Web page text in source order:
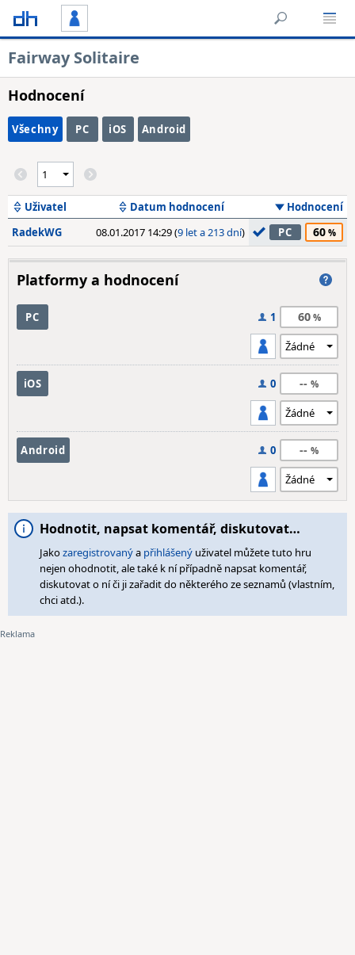
Fairway Solitaire
Hodnocení
Všechny PC iOS Android
Uživatel Datum hodnocení
Hodnocení
RadekWG
08.01.2017 14:29 (9 let a 213 dní) PC 60
Platformy a hodnocení
PC 1 60
iOS 0 --
Android 0 --
Hodnotit, napsat komentář, diskutovat…
Jakozaregistrovanýa přihlášený uživatel můžete tuto hru
nejen ohodnotit, ale také k ní případně napsat komentář,
diskutovat o ní či ji zařadit do některého ze seznamů (vlastním,
chci atd.).